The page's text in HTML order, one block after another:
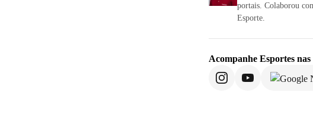
portais. Colaborou
Esporte.
Acompanhe Esportes nas